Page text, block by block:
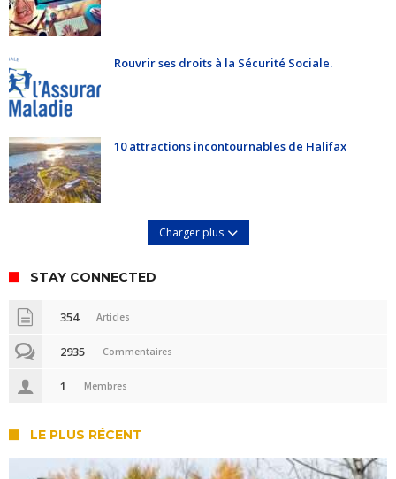
Rouvrir ses droits à la Sécurité Sociale.
10 attractions incontournables de Halifax
Charger plus
STAY CONNECTED
354 Articles
2935 Commentaires
1 Membres
LE PLUS RÉCENT